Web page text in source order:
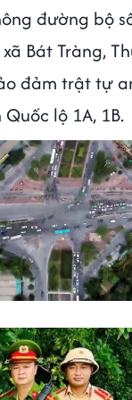
đường bộ
Bát Tràng,
đảm trật tự
lộ 1A, 1B.